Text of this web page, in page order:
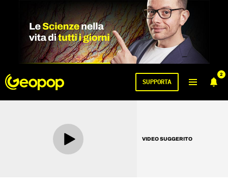
2
SUPPORTA
VIDEO SUGGERITO